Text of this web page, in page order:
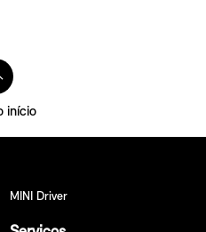
início
MINI Driver